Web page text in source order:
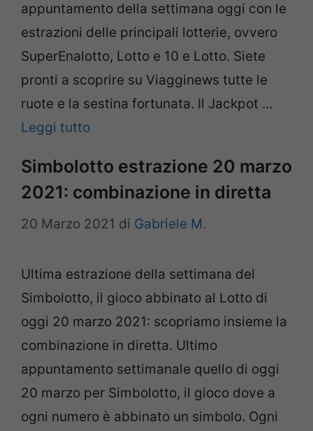
appuntamento della settimana oggi con le
estrazioni delle principali lotterie, ovvero
SuperEnalotto, Lotto e 10 e Lotto. Siete
pronti a scoprire su Viagginews tutte le
ruote e la sestina fortunata. Il Jackpot …
Leggi tutto
Simbolotto estrazione 20 marzo
2021: combinazione in diretta
20 Marzo 2021 di Gabriele M.
Ultima estrazione della settimana del
Simbolotto, il gioco abbinato al Lotto di
oggi 20 marzo 2021: scopriamo insieme la
combinazione in diretta. Ultimo
appuntamento settimanale quello di oggi
20 marzo per Simbolotto, il gioco dove a
ogni numero è abbinato un simbolo. Ogni